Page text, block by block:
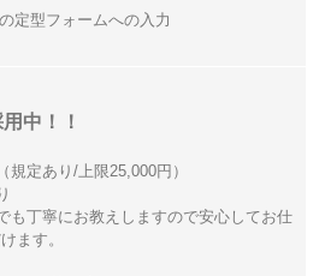
定型フォームへの入力
中！！
規定あり/上限25,000円）
も丁寧にお教えしますので安心してお仕
ます。